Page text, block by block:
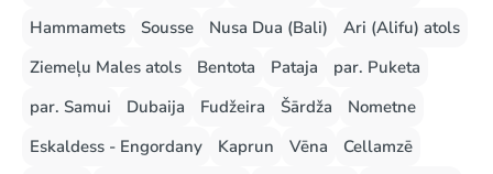
Hammamets
Sousse Nusa Dua (Bali)
Ari (Alifu) atols
Ziemeļu Males atols
Bentota Pataja
par. Puketa
par. Samui
Dubaija Fudžeira Šārdža
Nometne
Eskaldess - Engordany
Kaprun Vēna
Cellamzē